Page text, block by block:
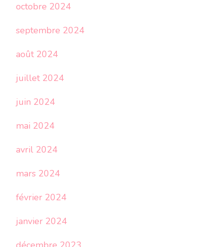
octobre 2024
septembre 2024
août 2024
juillet 2024
juin 2024
mai 2024
avril 2024
mars 2024
février 2024
janvier 2024